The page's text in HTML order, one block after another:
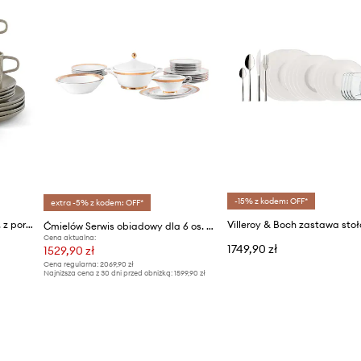
Riviera Maison serwis dla 4 os. z porcelany
extra -5% z kodem: OFF*
Ćmielów Serwis obiadowy dla 6 os. Margaret
Cena aktualna:
1529,90 zł
Cena regularna: 2069,90 zł
Najniższa cena z 30 dni przed obniżką: 1599,90 zł
-15% z kodem: OFF*
1749,90 zł